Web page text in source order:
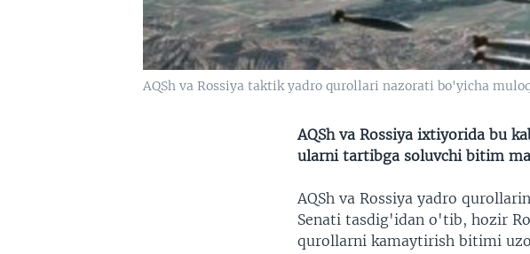
AQSh va Rossiya taktik yadro qurollari nazorati bo'yicha
AQSh va Rossiya ixtiyorida bu
ularni tartibga soluvchi bitim
AQSh va Rossiya yadro
Senati tasdig'idan o'tib, hozir
qurollarni kamaytirish bitimi